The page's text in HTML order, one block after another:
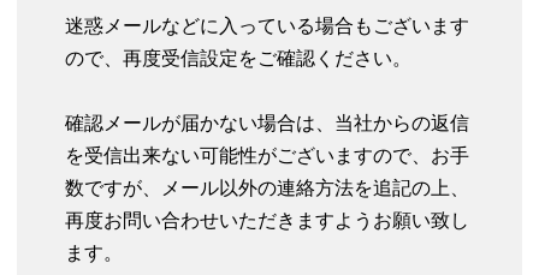
迷惑メールなどに入っている場合もございます
ので、再度受信設定をご確認ください。
確認メールが届かない場合は、当社からの返信
を受信出来ない可能性がございますので、お手
数ですが、メール以外の連絡方法を追記の上、
再度お問い合わせいただきますようお願い致し
ます。